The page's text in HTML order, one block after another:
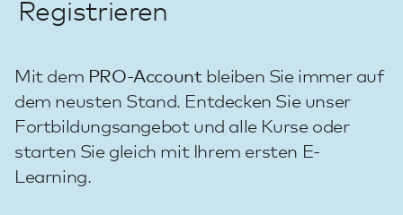
Registrieren
Mit dem PRO-Accountbleiben Sie immer auf
dem neusten Stand. Entdecken Sie unser
Fortbildungsangebot und alle Kurse oder
starten Sie gleich mit Ihrem ersten E-
Learning.